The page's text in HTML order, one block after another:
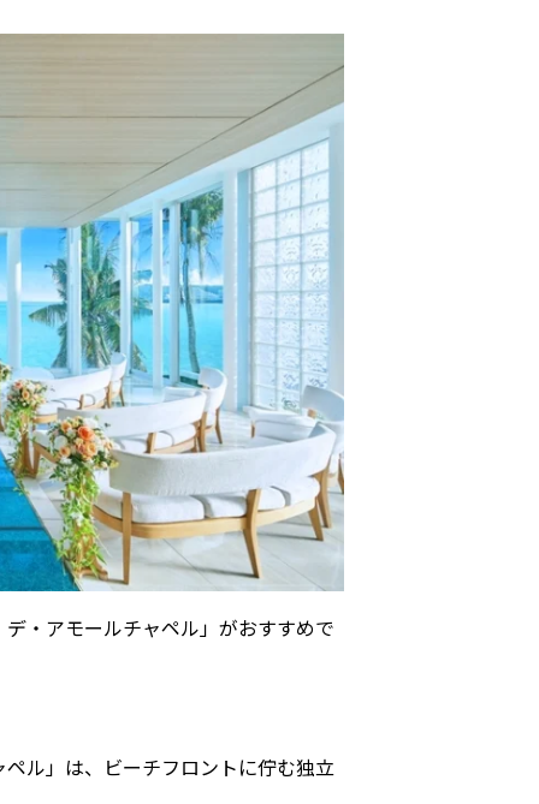
・アモールチャペル」がおすすめで
ル」は、ビーチフロントに佇む独立